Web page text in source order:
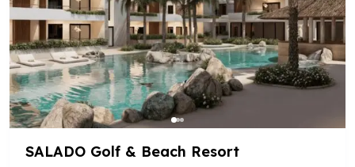
SALADO Golf & Beach Resort